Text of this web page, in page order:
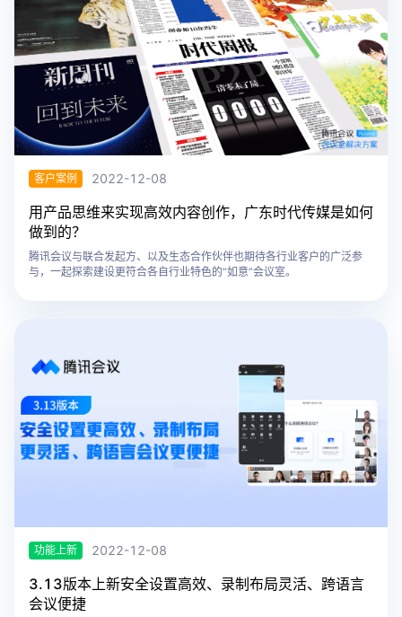
客户案例 2022-12-08
用产品思维来实现高效内容创作，广东时代传媒是如何
做到的？
腾讯会议与联合发起方、以及生态合作伙伴也期待各行业客户的广泛参
与，一起探索建设更符合各自行业特色的“如意”会议室。
功能上新 2022-12-08
3.13版本上新安全设置高效、录制布局灵活、跨语言
会议便捷